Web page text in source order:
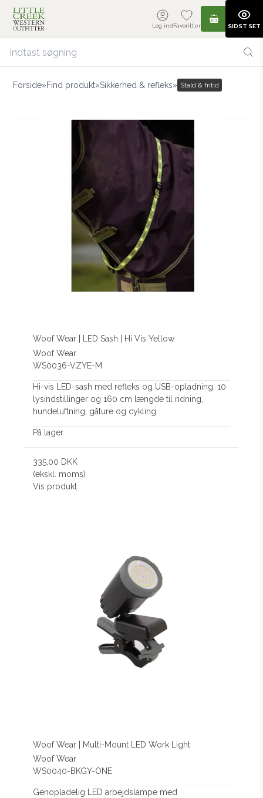
Log indFavoritter
Forside»Find produkt»Sikkerhed & refleks» Stald & fritid
Woof Wear | LED Sash | Hi Vis Yellow
Woof Wear
WS0036-VZYE-M
Hi-vis LED-sash med refleks og USB-opladning. 10
lysindstillinger og 160 cm længde til ridning,
hundeluftning, gåture og cykling.
På lager
335,00 DKK
(ekskl. moms)
Vis produkt
Woof Wear | Multi-Mount LED Work Light
Woof Wear
WS0040-BKGY-ONE
Genopladelig LED arbejdslampe med
SIDST SET